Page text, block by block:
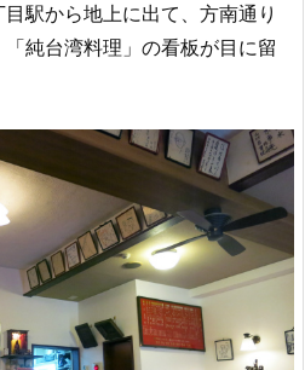
駅から地上に出て、方南通り
純台湾料理」の看板が目に留